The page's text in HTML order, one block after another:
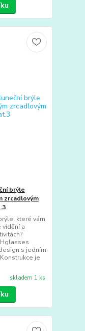
brýle
zrcadlovým
které vám
a
s jedním
je
skladem 1 ks